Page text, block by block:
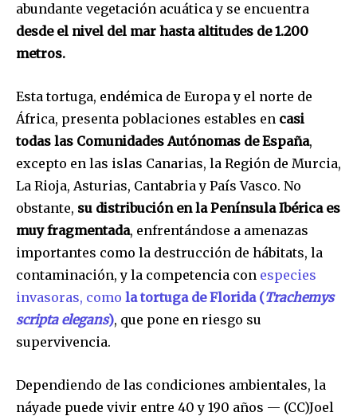
abundante vegetación acuática y se encuentra
desde el nivel del mar hasta altitudes de 1.200
metros.
Esta tortuga, endémica de Europa y el norte de
África, presenta poblaciones estables en casi
todas las Comunidades Autónomas de España,
excepto en las islas Canarias, la Región de Murcia,
La Rioja, Asturias, Cantabria y País Vasco. No
obstante, su distribución en la Península Ibérica es
muy fragmentada, enfrentándose a amenazas
importantes como la destrucción de hábitats, la
contaminación, y la competencia con especies
invasoras, como la tortuga de Florida (Trachemys
scripta elegans), que pone en riesgo su
supervivencia.
Dependiendo de las condiciones ambientales, la
náyade puede vivir entre 40 y 190 años — (CC)Joel